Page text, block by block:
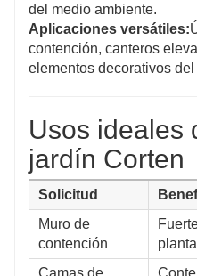
del medio ambiente.
Aplicaciones versátiles:
contención, canteros
elementos decorativos
Usos ideales
jardín Corten
Solicitud
Muro de
contención
Camas de